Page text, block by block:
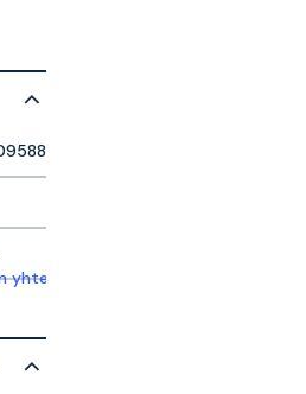
yhteyttä saadaksesi lisätietoja